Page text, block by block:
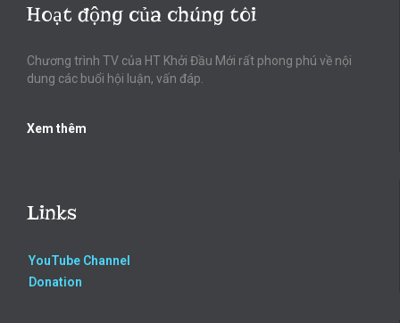
Hoạt động của chúng tôi
Chương trình TV của HT Khởi Đầu Mới rất phong phú về nội
dung các buổi hội luận, vấn đáp.
Xem thêm
Links
YouTube Channel
Donation